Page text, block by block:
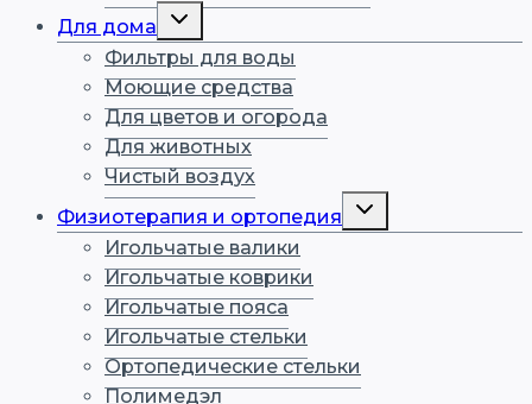
Для дома
Переключить
меню
Фильтры для воды
Моющие средства
Для цветов и огорода
Для животных
Чистый воздух
Физиотерапия и ортопедия
Переключить
меню
Игольчатые валики
Игольчатые коврики
Игольчатые пояса
Игольчатые стельки
Ортопедические стельки
Полимедэл